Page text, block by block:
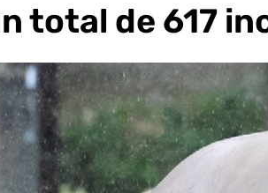
total de 617